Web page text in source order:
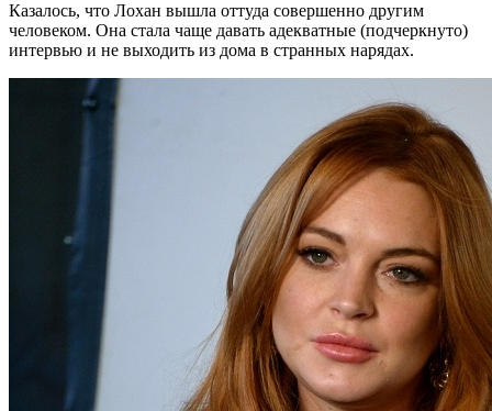
Казалось, что Лохан вышла оттуда совершенно другим
человеком. Она стала чаще давать адекватные (подчеркнуто)
интервью и не выходить из дома в странных нарядах.